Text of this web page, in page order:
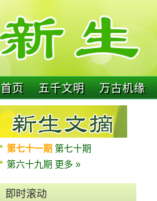
首页 五千文明 万古机缘
第七十一期 第七十期
第六十九期 更多 »
即时滚动